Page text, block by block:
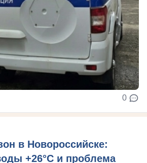
0
в Новороссийске:
+26°C и проблема